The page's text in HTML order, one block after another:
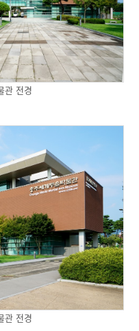
관 전경
관 전경